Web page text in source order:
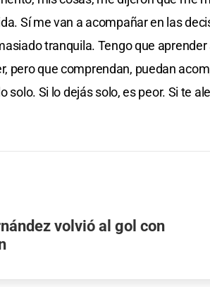
Sí me van a acompañar en las
tranquila. Tengo que
pero que comprendan, puedan
solo. Si lo dejás solo, es peor. Si te
volvió al gol con